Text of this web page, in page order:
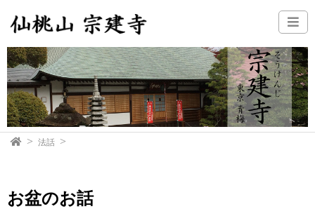
法話
お盆のお話